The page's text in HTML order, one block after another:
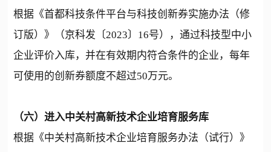
根据《首都科技条件平台与科技创新券实施办法（修
订版）》（京科发〔2023〕16号），通过科技型中小
企业评价入库，并在有效期内符合条件的企业，每年
可使用的创新券额度不超过50万元。
（六）进入中关村高新技术企业培育服务库
根据《中关村高新技术企业培育服务办法（试行）》